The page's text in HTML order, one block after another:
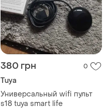
380 грн 0
Tuya
Универсальный wifi пульт
s18 tuya smart life